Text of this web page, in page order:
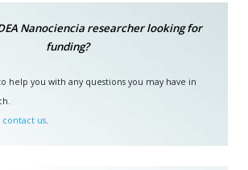
Nanociencia researcher looking for
funding?
help you with any questions you may have in
contact us.